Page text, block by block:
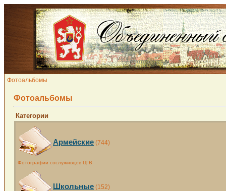
Фотоальбомы
Фотоальбомы
Категории
Армейские (744)
Фотографии сослуживцев ЦГВ
Школьные (152)